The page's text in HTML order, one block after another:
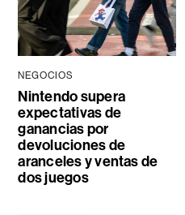
NEGOCIOS
Nintendo supera
expectativas de
ganancias por
devoluciones de
aranceles y ventas de
dos juegos